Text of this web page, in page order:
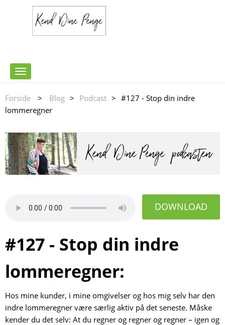
Toggle
Forside
> Blog > Podcast > #127 - Stop din indre
lommeregner
DOWNLOAD
#127 - Stop din indre
lommeregner:
Hos mine kunder, i mine omgivelser og hos mig selv har den
indre lommeregner være særlig aktiv på det seneste. Måske
kender du det selv: At du regner og regner og regner – igen og